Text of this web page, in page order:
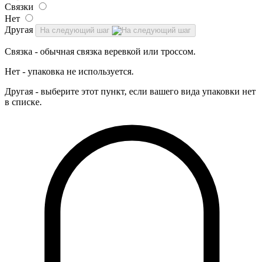
Связки
Нет
Другая
На следующий шаг
Связка - обычная связка веревкой или троссом.
Нет - упаковка не используется.
Другая - выберите этот пункт, если вашего вида упаковки нет
в списке.